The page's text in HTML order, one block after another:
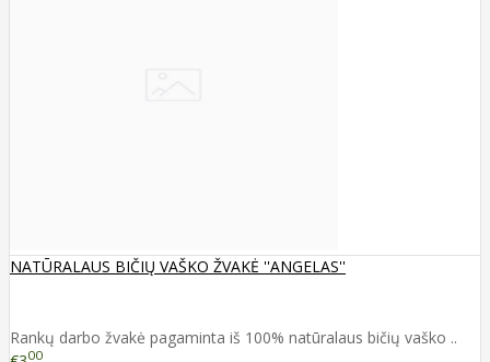
NATŪRALAUS BIČIŲ VAŠKO ŽVAKĖ ''ANGELAS''
Rankų darbo žvakė pagaminta iš 100% natūralaus bičių vaško ..
00